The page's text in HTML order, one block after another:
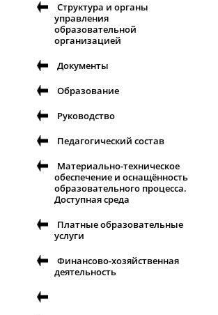
Структура и органы
управления
образовательной
организацией
Документы
Образование
Руководство
Педагогический состав
Материально-техническое
обеспечение и оснащённость
образовательного процесса.
Доступная среда
Платные образовательные
услуги
Финансово-хозяйственная
деятельность